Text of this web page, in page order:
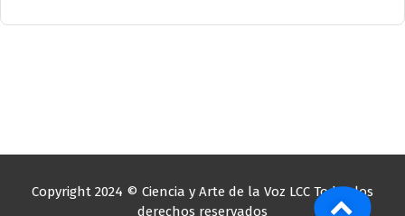
Copyright 2024 © Ciencia y Arte de la Voz LCC Todos los
derechos reservados